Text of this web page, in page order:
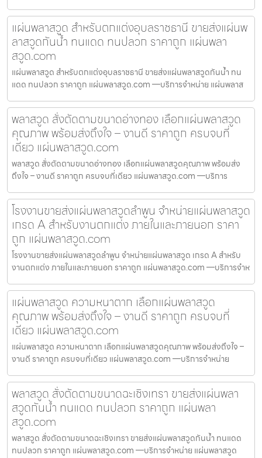
แผ่นพลาสวูด สำหรับตกแต่งอุบลราชธานี ขายส่งแผ่นพ
ลาสวูดกันน้ำ ทนแดด ทนปลวก ราคาถูก แผ่นพลา
สวูด.com
แผ่นพลาสวูด สำหรับตกแต่งอุบลราชธานี ขายส่งแผ่นพลาสวูดกันน้ำ ทน
แดด ทนปลวก ราคาถูก แผ่นพลาสวูด.com —บริการจำหน่าย แผ่นพลาส
พลาสวูด สั่งตัดตามขนาดอ่างทอง เลือกแผ่นพลาสวูด
คุณภาพ พร้อมส่งถึงใจ – งานดี ราคาถูก ครบจบที่
เดียว แผ่นพลาสวูด.com
พลาสวูด สั่งตัดตามขนาดอ่างทอง เลือกแผ่นพลาสวูดคุณภาพ พร้อมส่ง
ถึงใจ – งานดี ราคาถูก ครบจบที่เดียว แผ่นพลาสวูด.com —บริการ
โรงงานขายส่งแผ่นพลาสวูดลำพูน จำหน่ายแผ่นพลาสวูด
เกรด A สำหรับงานตกแต่ง ภายในและภายนอก ราคา
ถูก แผ่นพลาสวูด.com
โรงงานขายส่งแผ่นพลาสวูดลำพูน จำหน่ายแผ่นพลาสวูด เกรด A สำหรับ
งานตกแต่ง ภายในและภายนอก ราคาถูก แผ่นพลาสวูด.com —บริการจำห
แผ่นพลาสวูด ความหนาตาก เลือกแผ่นพลาสวูด
คุณภาพ พร้อมส่งถึงใจ – งานดี ราคาถูก ครบจบที่
เดียว แผ่นพลาสวูด.com
แผ่นพลาสวูด ความหนาตาก เลือกแผ่นพลาสวูดคุณภาพ พร้อมส่งถึงใจ –
งานดี ราคาถูก ครบจบที่เดียว แผ่นพลาสวูด.com —บริการจำหน่าย
พลาสวูด สั่งตัดตามขนาดฉะเชิงเทรา ขายส่งแผ่นพลา
สวูดกันน้ำ ทนแดด ทนปลวก ราคาถูก แผ่นพลา
สวูด.com
พลาสวูด สั่งตัดตามขนาดฉะเชิงเทรา ขายส่งแผ่นพลาสวูดกันน้ำ ทนแดด
ทนปลวก ราคาถูก แผ่นพลาสวูด.com —บริการจำหน่าย แผ่นพลาสวูด